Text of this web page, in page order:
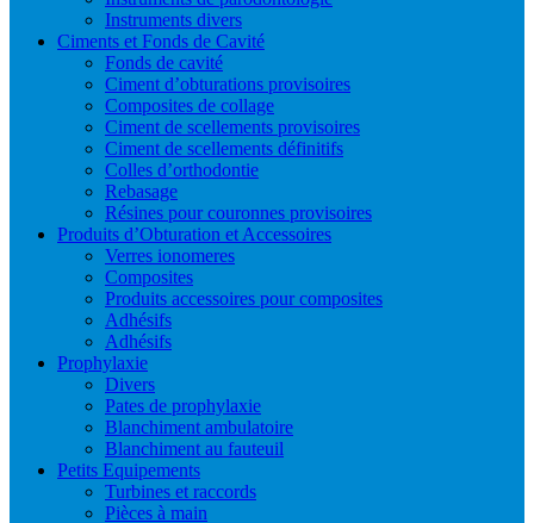
Instruments divers
Ciments et Fonds de Cavité
Fonds de cavité
Ciment d’obturations provisoires
Composites de collage
Ciment de scellements provisoires
Ciment de scellements définitifs
Colles d’orthodontie
Rebasage
Résines pour couronnes provisoires
Produits d’Obturation et Accessoires
Verres ionomeres
Composites
Produits accessoires pour composites
Adhésifs
Adhésifs
Prophylaxie
Divers
Pates de prophylaxie
Blanchiment ambulatoire
Blanchiment au fauteuil
Petits Equipements
Turbines et raccords
Pièces à main